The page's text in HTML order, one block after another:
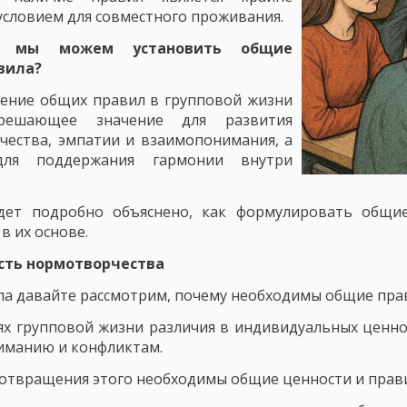
РАССКАЗ СЛОВЕСНЫЕ МЕТОДЫ ОБУЧЕНИЯ: МЕТОД
СЕМИНАРСКОЕ ЗАНЯТИЕ КАК МЕТОД ОБУЧЕНИЯ
ПРАКТИЧЕСКИЕ МЕТОДЫ ОБУЧЕНИЯ:
РАБОТЫ, ИНСТРУКТАЖ
РАБОТА УЧАЩИХСЯ ПОНЯТИЕ О МЕТОДАХ
СИТУАЦИИ
МЕТОД КОНФЛИКТОВ, МЕТОД «ЛАБИРИНТА ДЕЙСТВИЙ»,
В ОБУЧЕНИИ ЛЕКЦИОННЫЙ МЕТОД ОБУЧЕНИЯ
ОБУЧЕНИЯ ПОНЯТИЕ О ФОРМАХ ОРГАНИЗАЦИИ ОБУЧЕНИЯ
И СТРУКТУРА ВОСПИТАТЕЛЬНЫЕ, РАЗВИВАЮЩИЕ И
для совместного проживания.
мы можем установить общие
общих правил в групповой жизни
значение для развития
эмпатии и взаимопонимания, а
поддержания гармонии внутри
подробно объяснено, как формулировать
их основе.
нормотворчества
давайте рассмотрим, почему необходимы общие
групповой жизни различия в индивидуальных
и конфликтам.
этого необходимы общие ценности и